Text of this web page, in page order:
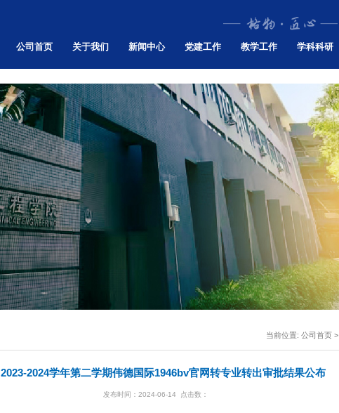
公司首页 关于我们 新闻中心 党建工作 教学工作 学科科研
当前位置: 公司首页 >
2023-2024学年第二学期伟德国际1946bv官网转专业转出审批结果公布
发布时间：2024-06-14 点击数：